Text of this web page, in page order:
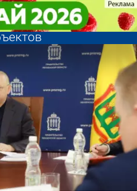
поручил
критически
поручил
критически
курсы